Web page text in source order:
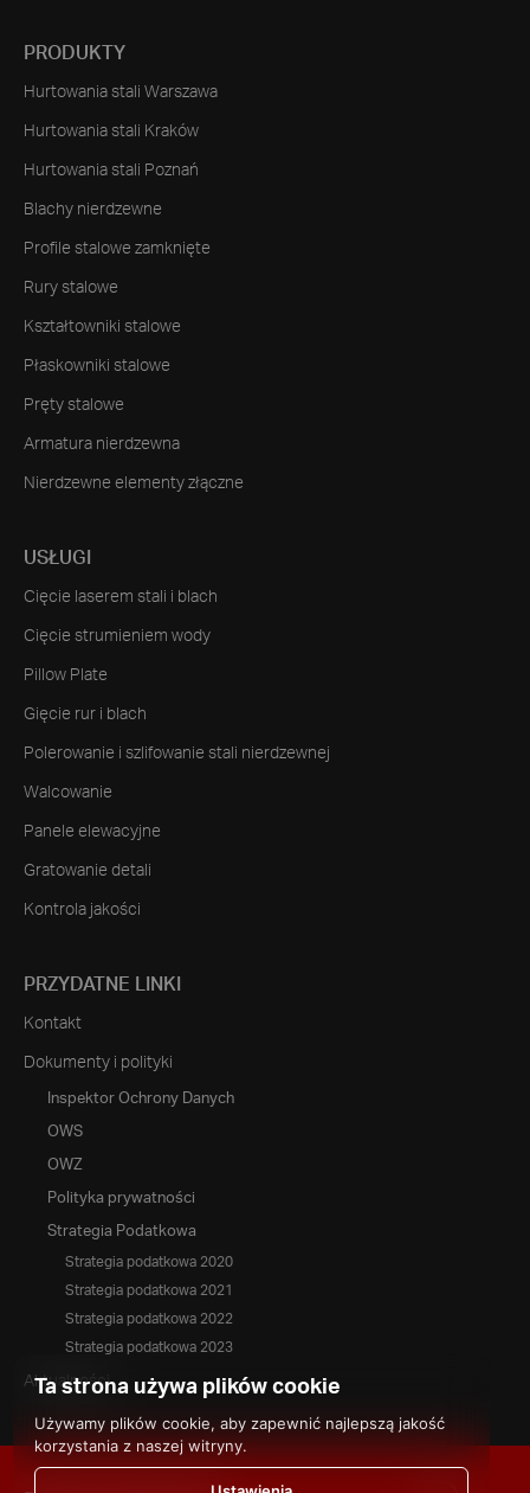
PRODUKTY
Hurtowania stali Warszawa
Hurtowania stali Kraków
Hurtowania stali Poznań
Blachy nierdzewne
Profile stalowe zamknięte
Rury stalowe
Kształtowniki stalowe
Płaskowniki stalowe
Pręty stalowe
Armatura nierdzewna
Nierdzewne elementy złączne
USŁUGI
Cięcie laserem stali i blach
Cięcie strumieniem wody
Pillow Plate
Gięcie rur i blach
Polerowanie i szlifowanie stali nierdzewnej
Walcowanie
Panele elewacyjne
Gratowanie detali
Kontrola jakości
PRZYDATNE LINKI
Kontakt
Dokumenty i polityki
Inspektor Ochrony Danych
OWS
OWZ
Polityka prywatności
Strategia Podatkowa
Strategia podatkowa 2020
Strategia podatkowa 2021
Strategia podatkowa 2022
Strategia podatkowa 2023
Aktualności
Ta strona używa plików cookie
Używamy plików cookie, aby zapewnić najlepszą jakość
korzystania z naszej witryny.